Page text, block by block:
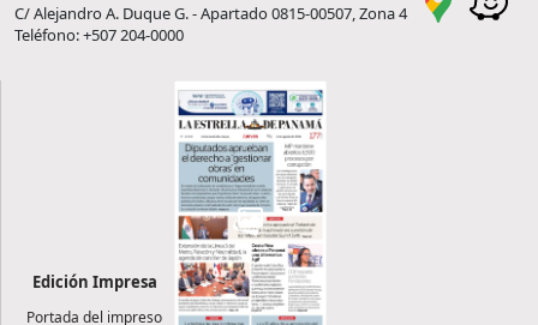
C/ Alejandro A. Duque G. - Apartado 0815-00507, Zona 4
Teléfono: +507 204-0000
Edición Impresa
Portada del impreso